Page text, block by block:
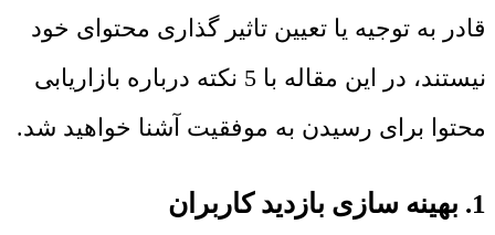
قادر به توجیه یا تعیین تاثیر گذاری محتوای خود
نیستند، در این مقاله با 5 نکته درباره بازاریابی
محتوا برای رسیدن به موفقیت آشنا خواهید شد.
1. بهینه سازی بازدید کاربران